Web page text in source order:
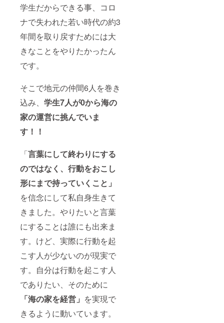
学生だからできる事、コロ
ナで失われた若い時代の約3
年間を取り戻すためには大
きなことをやりたかったん
です。
そこで地元の仲間6人を巻き
込み、 学生7人が0から海の
家の運営に挑んでいま
す！！
「言葉にして終わりにする
のではなく、行動をおこし
形にまで持っていくこと」
を信念にして私自身生きて
きました。やりたいと言葉
にすることは誰にも出来ま
す。けど、実際に行動を起
こす人が少ないのが現実で
す。自分は行動を起こす人
でありたい、そのために
「海の家を経営」 を実現で
きるように動いています。